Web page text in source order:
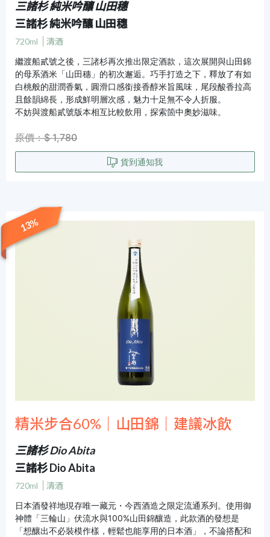
三諸杉 純米吟釀 山田穗
三諸杉 純米吟釀 山田穗
720ml
清酒
繼渡船貳號之後，三諸杉再次推出限定酒款，這次展開與山田錦
的母系酒米「山田穗」的初次邂逅。巧手打造之下，釋放了有如
白桃般的甜潤香氣，圓滑口感銜接香醇米旨風味，尾段酸香拉高
且餘韻綿長，形成鮮明層次感，魅力十足無不令人折服。
不妨與渡船貳號版本相互比較飲用，探索箇中奧妙滋味。
原價：$ 1,780
貨到通知我
13%
精米步合60%｜山田錦｜建議冰飲
三諸杉 Dio Abita
三諸杉 Dio Abita
720ml
清酒
日本酒發祥地現存唯一藏元・今西酒造之限定流通系列。使用御
神體「三輪山」伏流水與100%山田錦釀造，此款酒的發想是
「想釀出不必裝模作樣，輕鬆也能享用的日本酒」，不論搭配和